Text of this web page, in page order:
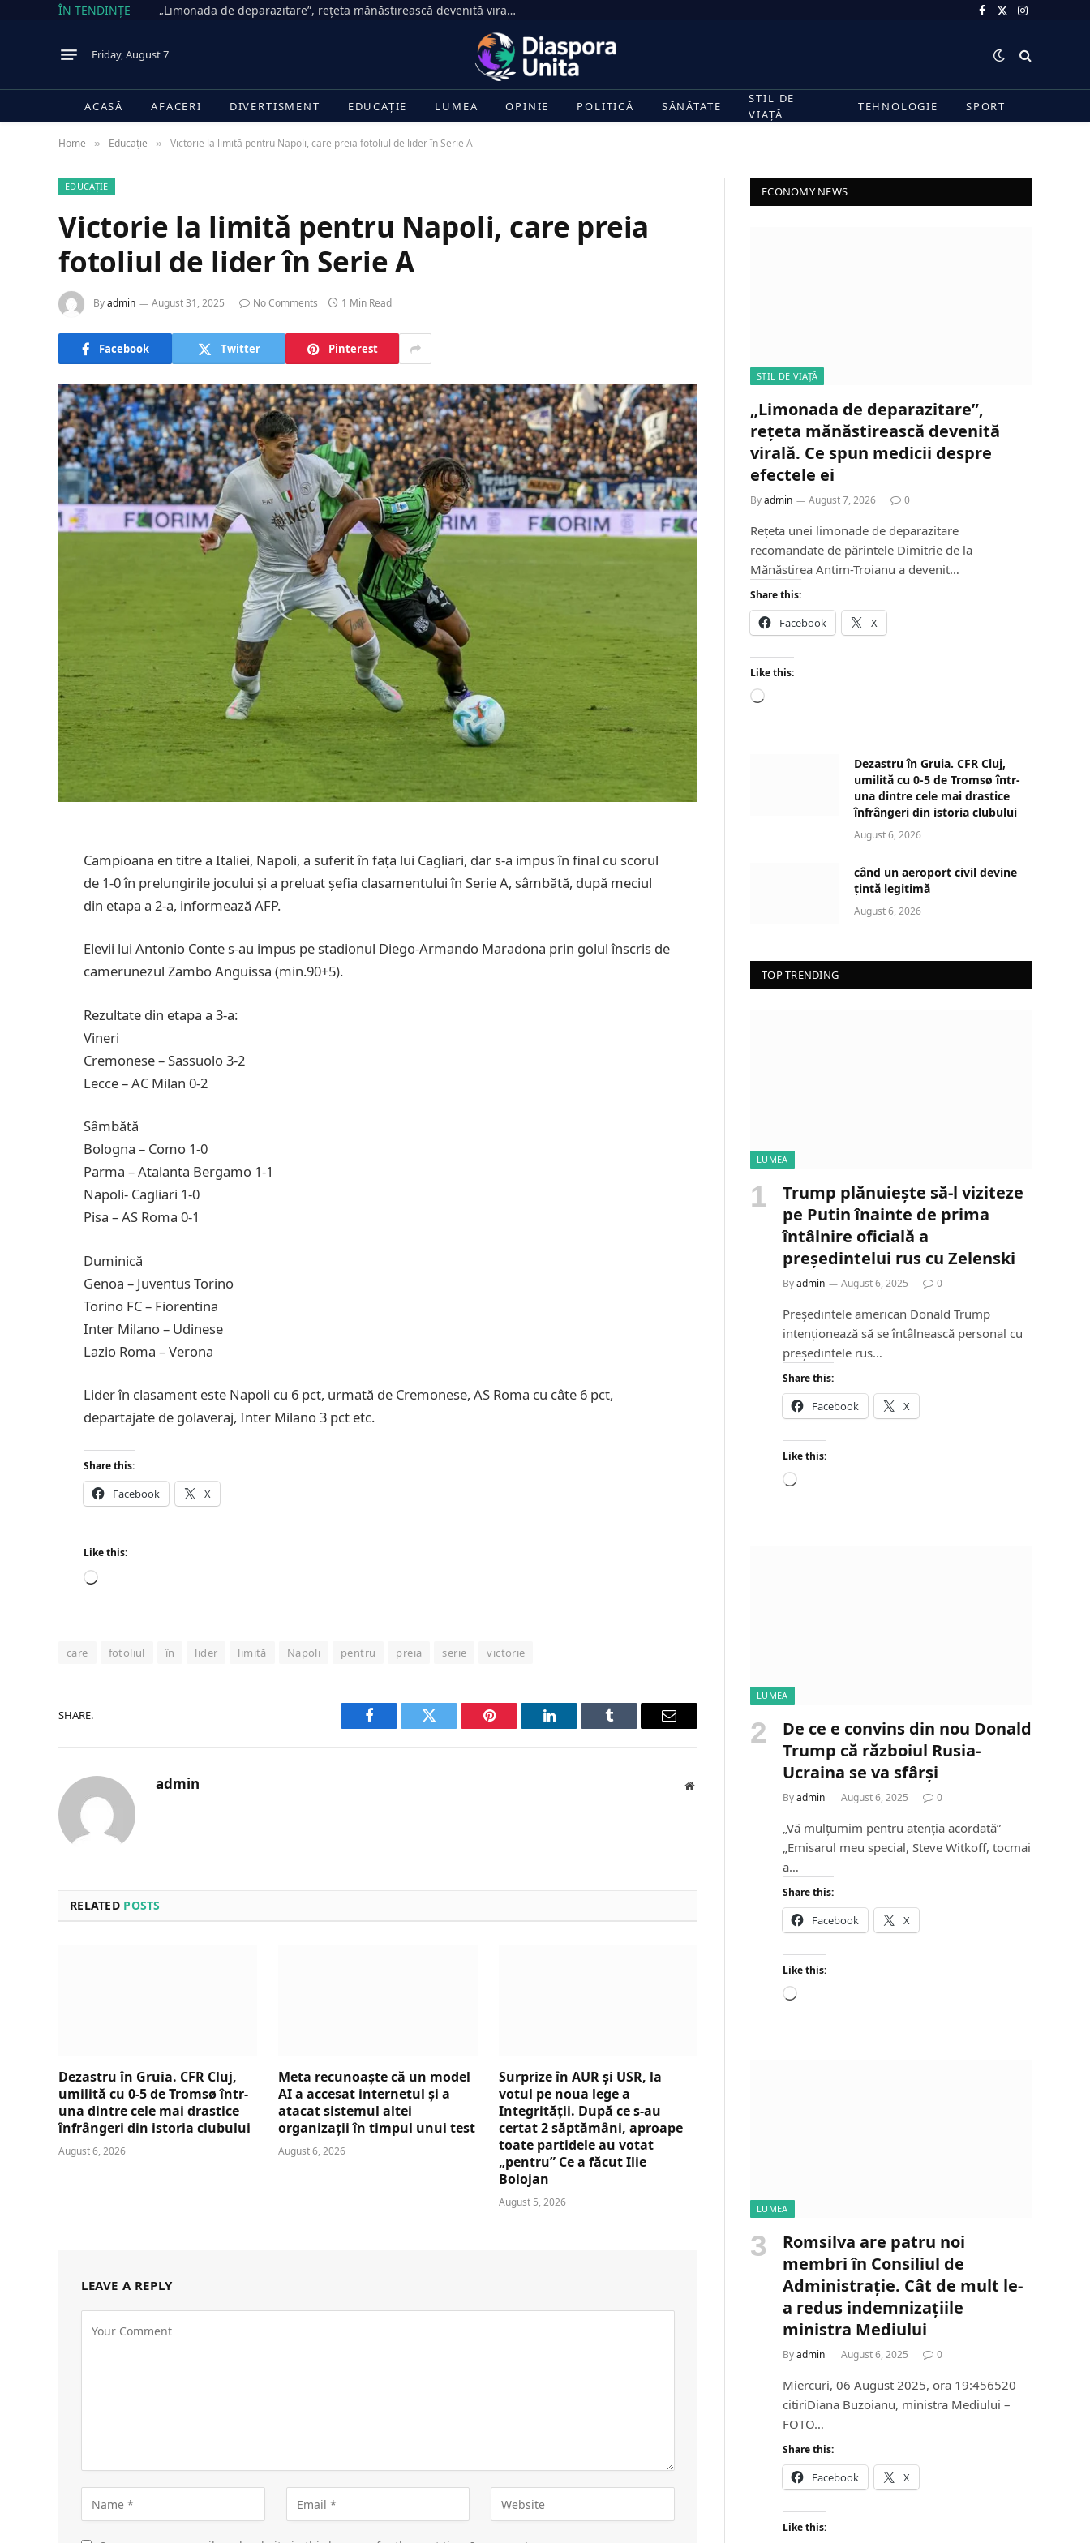
ÎN TENDINȚE „Limonada de deparazitare”, rețeta mănăstirească devenită virală. Ce spun medicii despre efectele ei Facebook
X
Instagram
Friday, August 7
ACASĂ AFACERI DIVERTISMENT EDUCAȚIE LUMEA OPINIE POLITICĂ SĂNĂTATE
STIL DE
VIAȚĂ
TEHNOLOGIE SPORT
Home » Educație » Victorie la limită pentru Napoli, care preia fotoliul de lider în Serie A
EDUCAȚIE
Victorie la limită pentru Napoli, care preia
fotoliul de lider în Serie A
Byadmin August 31, 2025 No Comments 1 Min Read
Facebook Twitter Pinterest
Campioana en titre a Italiei, Napoli, a suferit în fața lui Cagliari, dar s-a impus în final cu scorul
de 1-0 în prelungirile jocului și a preluat șefia clasamentului în Serie A, sâmbătă, după meciul
din etapa a 2-a, informează AFP.
Elevii lui Antonio Conte s-au impus pe stadionul Diego-Armando Maradona prin golul înscris de
camerunezul Zambo Anguissa (min.90+5).
Rezultate din etapa a 3-a:
Vineri
Cremonese – Sassuolo 3-2
Lecce – AC Milan 0-2
Sâmbătă
Bologna – Como 1-0
Parma – Atalanta Bergamo 1-1
Napoli- Cagliari 1-0
Pisa – AS Roma 0-1
Duminică
Genoa – Juventus Torino
Torino FC – Fiorentina
Inter Milano – Udinese
Lazio Roma – Verona
Lider în clasament este Napoli cu 6 pct, urmată de Cremonese, AS Roma cu câte 6 pct,
departajate de golaveraj, Inter Milano 3 pct etc.
Share this:
Facebook X
Like this:
Loading…
care fotoliul în lider limită Napoli pentru preia serie victorie
SHARE.
Facebook Twitter Pinterest LinkedIn Tumblr Email
admin Website
RELATED POSTS
Dezastru în Gruia. CFR Cluj,
umilită cu 0-5 de Tromsø într-
una dintre cele mai drastice
înfrângeri din istoria clubului
August 6, 2026
Meta recunoaște că un model
AI a accesat internetul și a
atacat sistemul altei
organizații în timpul unui test
August 6, 2026
Surprize în AUR și USR, la
votul pe noua lege a
Integrității. După ce s-au
certat 2 săptămâni, aproape
toate partidele au votat
„pentru” Ce a făcut Ilie
Bolojan
August 5, 2026
LEAVE A REPLY
ECONOMY NEWS
STIL DE VIAȚĂ
„Limonada de deparazitare”,
rețeta mănăstirească devenită
virală. Ce spun medicii despre
efectele ei
Byadmin August 7, 2026 0
Rețeta unei limonade de deparazitare
recomandate de părintele Dimitrie de la
Mănăstirea Antim-Troianu a devenit…
Share this:
Facebook X
Like this:
L
Dezastru în Gruia. CFR Cluj,
umilită cu 0-5 de Tromsø într-
una dintre cele mai drastice
înfrângeri din istoria clubului
August 6, 2026
când un aeroport civil devine
țintă legitimă
August 6, 2026
TOP TRENDING
LUMEA
Trump plănuiește să-l viziteze
pe Putin înainte de prima
întâlnire oficială a
președintelui rus cu Zelenski
Byadmin August 6, 2025 0
Președintele american Donald Trump
intenționează să se întâlnească personal cu
președintele rus…
Share this:
Facebook X
Like this:
L
LUMEA
De ce e convins din nou Donald
Trump că războiul Rusia-
Ucraina se va sfârși
Byadmin August 6, 2025 0
„Vă mulțumim pentru atenția acordată”
„Emisarul meu special, Steve Witkoff, tocmai
a…
Share this:
Facebook X
Like this:
L
LUMEA
Romsilva are patru noi
membri în Consiliul de
Administrație. Cât de mult le-
a redus indemnizațiile
ministra Mediului
Byadmin August 6, 2025 0
Miercuri, 06 August 2025, ora 19:456520
citiriDiana Buzoianu, ministra Mediului –
FOTO…
Share this:
Facebook X
Like this: